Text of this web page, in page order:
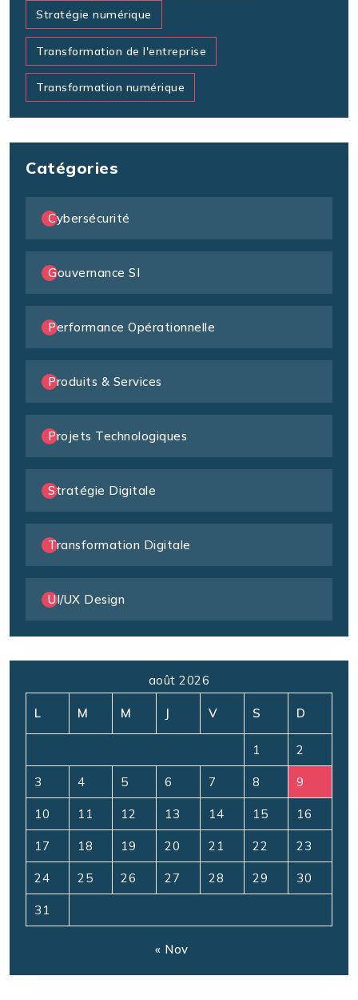
Stratégie numérique
Transformation de l'entreprise
Transformation numérique
Catégories
Cybersécurité
Gouvernance SI
Performance Opérationnelle
Produits & Services
Projets Technologiques
Stratégie Digitale
Transformation Digitale
UI/UX Design
août 2026
L M M J V S D
1 2
3 4 5 6 7 8 9
10 11 12 13 14 15 16
17 18 19 20 21 22 23
24 25 26 27 28 29 30
31
« Nov